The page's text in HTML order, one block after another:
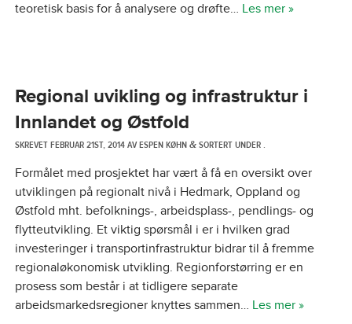
teoretisk basis for å analysere og drøfte… Les mer »
Regional uvikling og infrastruktur i
Innlandet og Østfold
SKREVETFEBRUAR 21ST, 2014AVESPEN KØHN &SORTERT UNDER .
Formålet med prosjektet har vært å få en oversikt over
utviklingen på regionalt nivå i Hedmark, Oppland og
Østfold mht. befolknings-, arbeidsplass-, pendlings- og
flytteutvikling. Et viktig spørsmål i er i hvilken grad
investeringer i transportinfrastruktur bidrar til å fremme
regionaløkonomisk utvikling. Regionforstørring er en
prosess som består i at tidligere separate
arbeidsmarkedsregioner knyttes sammen… Les mer »